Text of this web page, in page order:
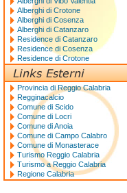
Alberghi di Crotone
Alberghi di Cosenza
Alberghi di Catanzaro
Residence di Catanzaro
Residence di Cosenza
Residence di Crotone
Provincia di Reggio Calabria
Regginacalcio
Comune di Scido
Comune di Locri
Comune di Anoia
Comune di Campo Calabro
Comune di Monasterace
Turismo Reggio Calabria
Turismo a Reggio Calabria
Regione Calabria